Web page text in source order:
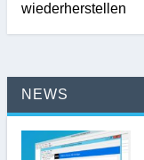
wiederherstellen
NEWS